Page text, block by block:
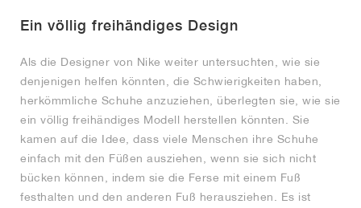
Ein völlig freihändiges Design
Als die Designer von Nike weiter untersuchten, wie sie
denjenigen helfen könnten, die Schwierigkeiten haben,
herkömmliche Schuhe anzuziehen, überlegten sie, wie sie
ein völlig freihändiges Modell herstellen könnten. Sie
kamen auf die Idee, dass viele Menschen ihre Schuhe
einfach mit den Füßen ausziehen, wenn sie sich nicht
bücken können, indem sie die Ferse mit einem Fuß
festhalten und den anderen Fuß herausziehen. Es ist